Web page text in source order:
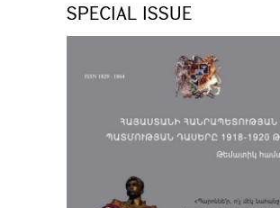
SPECIAL ISSUE